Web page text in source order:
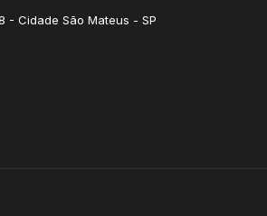
- Cidade São Mateus - SP